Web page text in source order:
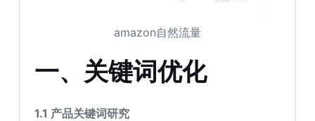
amazon自然流量
一、关键词优化
1.1 产品关键词研究